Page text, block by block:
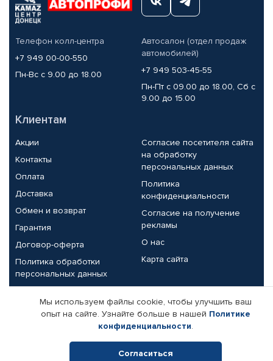
Телефон колл-центра
+7 949 00-00-550
Пн-Вс с 9.00 до 18.00
Автосалон (отдел продаж
автомобилей)
+7 949 503-45-55
Пн-Пт с 09.00 до 18.00, Сб с
9.00 до 15.00
Клиентам
Акции
Контакты
Оплата
Доставка
Обмен и возврат
Гарантия
Договор-оферта
Политика обработки
персональных данных
Согласие посетителя сайта
на обработку
персональных данных
Политика
конфиденциальности
Согласие на получение
рекламы
О нас
Карта сайта
Партнерам
Корпоративным клиентам
Поставщикам
Реквизиты компании
Мы используем файлы cookie, чтобы улучшить ваш
опыт на сайте. Узнайте больше в нашей Политике
конфиденциальности.
Согласиться